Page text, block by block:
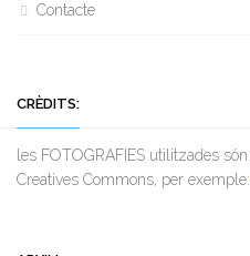
Contacte
CRÈDITS:
les FOTOGRAFIES utilitzades
Creatives Commons, per exemple: